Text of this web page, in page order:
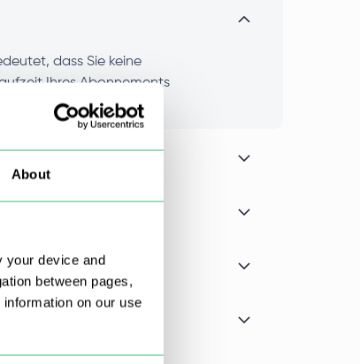
About
your device and
between pages,
on our use
dass Sie keine
Ihres Abonnements